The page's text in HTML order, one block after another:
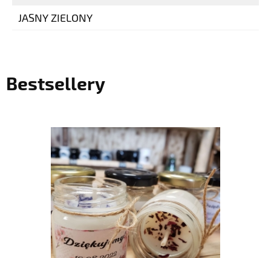
JASNY ZIELONY
Bestsellery
do koszyka